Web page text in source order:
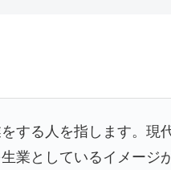
する人を指します。現
業としているイメージ